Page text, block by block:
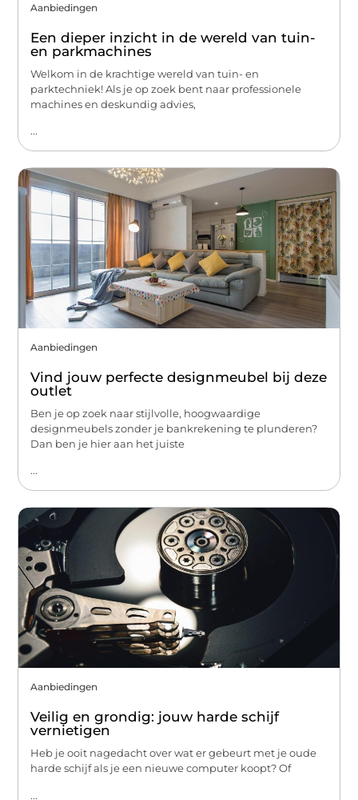
Aanbiedingen
Een dieper inzicht in de wereld van tuin-
en parkmachines
Welkom in de krachtige wereld van tuin- en
parktechniek! Als je op zoek bent naar professionele
machines en deskundig advies,
...
Aanbiedingen
Vind jouw perfecte designmeubel bij deze
outlet
Ben je op zoek naar stijlvolle, hoogwaardige
designmeubels zonder je bankrekening te plunderen?
Dan ben je hier aan het juiste
...
Aanbiedingen
Veilig en grondig: jouw harde schijf
vernietigen
Heb je ooit nagedacht over wat er gebeurt met je oude
harde schijf als je een nieuwe computer koopt? Of
...